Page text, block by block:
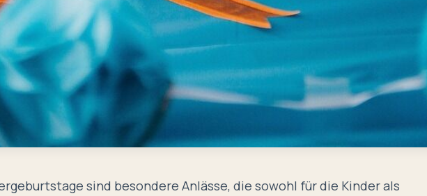
sind besondere Anlässe, die sowohl für die Kinder als